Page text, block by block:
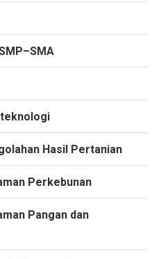
Hasil Pertanian
Perkebunan
Pangan dan